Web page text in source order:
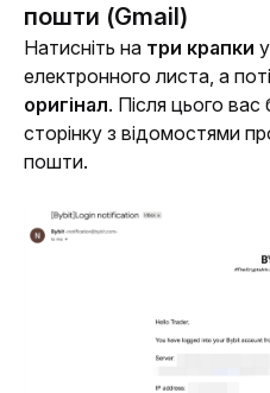
пошти (Gmail)
Натисніть на три крапки
електронного листа, а
оригінал. Після цього
сторінку з відомостями
пошти.